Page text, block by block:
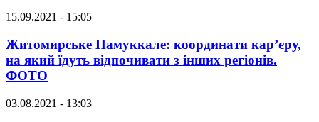
15.09.2021 - 15:05
Житомирське Памуккале: координати кар’єру,
на який їдуть відпочивати з інших регіонів.
ФОТО
03.08.2021 - 13:03